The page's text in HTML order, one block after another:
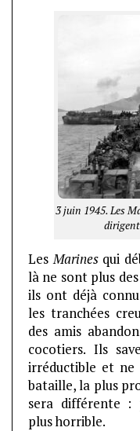
3 juin 1945. Les
LesMarinesqui
là ne sont plus
ils ont déjà
les tranchées
des amis
cocotiers. Ils
irréductible et ne
bataille, la plus
sera différente :
plus horrible.